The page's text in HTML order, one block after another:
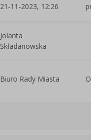
21-11-2023, 12:26
Jolanta
Składanowska
Biuro Rady Miasta